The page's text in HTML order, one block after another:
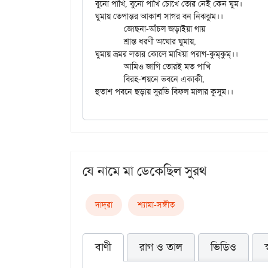
বুনো পাখি, বুনো পাখি চোখে তোর নেই কেন ঘুম।
ঘুমায় তেপান্তর আকাশ সাগর বন নিঝ্ঝুম।।
	শ্রান্ত ধরণী অঘোর ঘুমায়,
ঘুমায় ভ্রমর লতার কোলে মাখিয়া পরাগ-কুম্‌কুম্‌।।
	আমিও জাগি তোরই মত পাখি
	বিরহ-শয়নে ভবনে একাকী,
যে নামে মা ডেকেছিল সুরথ
দাদ্‌রা শ্যামা-সঙ্গীত
বাণী রাগ ও তাল ভিডিও